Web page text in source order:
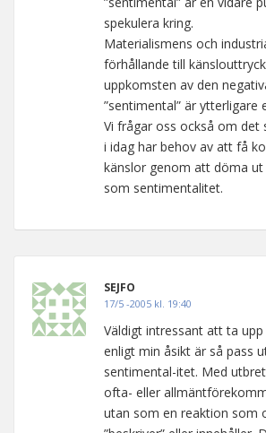
spekulera kring.
Materialismens och
förhållande till
uppkomsten av den
”sentimental” är ytterligare
Vi frågar oss också om det
i idag har behov av att få
känslor genom att döma ut
som sentimentalitet.
SEJFO
17/5 -2005 kl. 19:40
Väldigt intressant att ta
enligt min åsikt är så pass
sentimental-itet. Med
ofta- eller
utan som en reaktion som